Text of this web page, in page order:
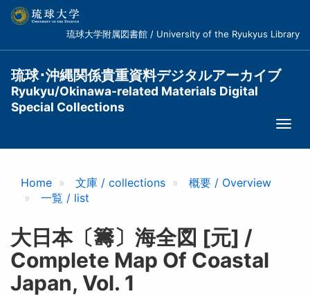
コ
琉球大学附属図書館 / University of the Ryukyus Library
琉球･沖縄関係貴重資料デジタルアーカイブ
Ryukyu/Okinawa-related Materials Digital
Special Collections
Home 文庫 / collections
概要 / Overview
一覧 / list
大日本〔籌〕海全図 [元] /
Complete Map Of Coastal
Japan, Vol. 1